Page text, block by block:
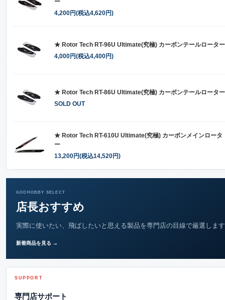
4,200円(税込4,620円)
★ Rotor Tech RT-96U Ultimate(究極) カーボンテールローター
4,000円(税込4,400円)
★ Rotor Tech RT-86U Ultimate(究極) カーボンテールローター
SOLD OUT
★ Rotor Tech RT-610U Ultimate(究極) カーボンメインロータ
ー
13,200円(税込14,520円)
GOOHOBBY SELECT
店長おすすめ
実際に使いたい、飛ばしたいと思える製品を専門店の目線で厳選しま
新着商品を見る →
SUPPORT
専門店サポート